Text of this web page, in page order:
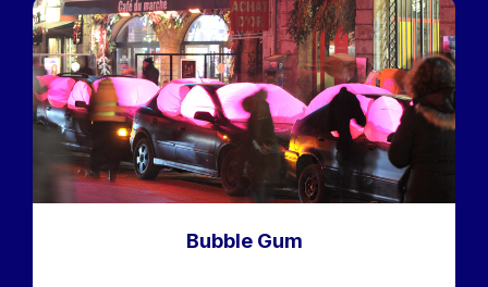
Image
Bubble Gum